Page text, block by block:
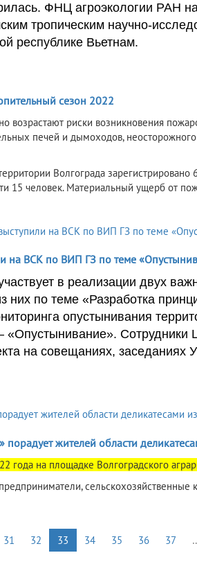
ФНЦ агроэкологии РАН
тропическим научно-
республике Вьетнам.
сезон 2022
возрастают риски возникновения
печей и дымоходов,
Волгограда зарегистрировано
15 человек. Материальный ущерб от
на ВСК по ВИП ГЗ по теме
в реализации двух
них по теме «Разработка
опустынивания
«Опустынивание». Сотрудники
на совещаниях, заседаниях
жителей области
года на площадке Волгоградского
сельскохозяйственные
31 32 33 34 35 36 37